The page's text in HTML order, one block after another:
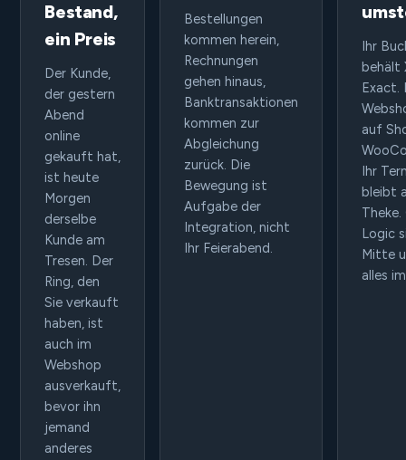
Bestand,
ein Preis
Der Kunde,
der gestern
Abend
online
gekauft hat,
ist heute
Morgen
derselbe
Kunde am
Tresen. Der
Ring, den
Sie verkauft
haben, ist
auch im
Webshop
ausverkauft,
bevor ihn
jemand
anderes
Bestellungen
kommen herein,
Rechnungen
gehen hinaus,
Banktransaktionen
kommen zur
Abgleichung
zurück. Die
Bewegung ist
Aufgabe der
Integration, nicht
Ihr Feierabend.
Ihr
behält
Exact.
auf
Ihr
bleibt
Logic
Mitte
alles